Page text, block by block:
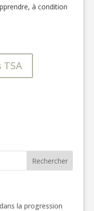
à condition
Rechercher
la progression